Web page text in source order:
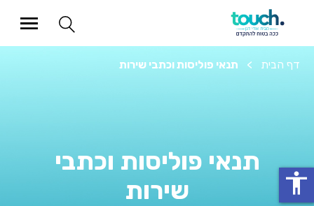
דף הבית > תנאי פוליסות וכתבי שירות
תנאי פוליסות וכתבי
שירות
accessibility